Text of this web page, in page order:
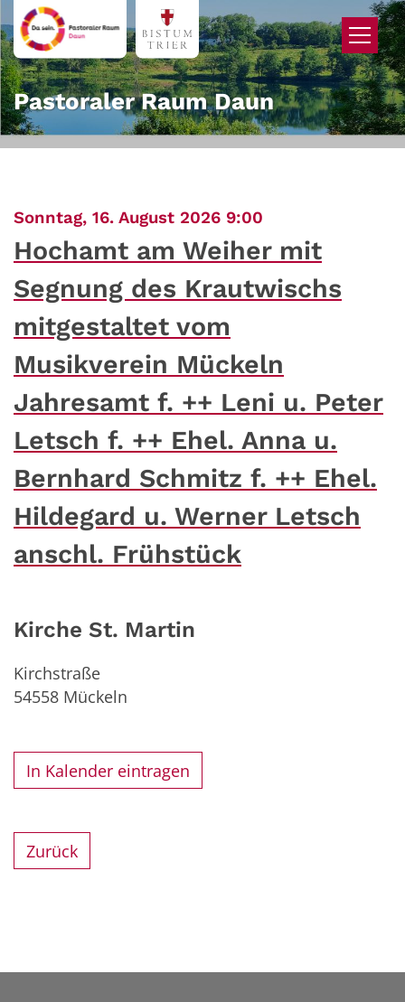
Zum Inhalt springen
Pastoraler Raum Daun
Sonntag, 16. August 2026 9:00
Hochamt am Weiher mit
Segnung des Krautwischs
mitgestaltet vom
Musikverein Mückeln
Jahresamt f. ++ Leni u. Peter
Letsch f. ++ Ehel. Anna u.
Bernhard Schmitz f. ++ Ehel.
Hildegard u. Werner Letsch
anschl. Frühstück
Kirche St. Martin
Kirchstraße
54558 Mückeln
In Kalender eintragen
Zurück